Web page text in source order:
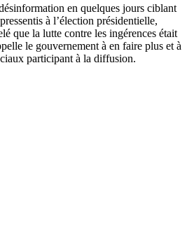
en quelques jours ciblant
à l’élection présidentielle,
que la lutte contre les ingérences était
le gouvernement à en faire plus et à
participant à la diffusion.